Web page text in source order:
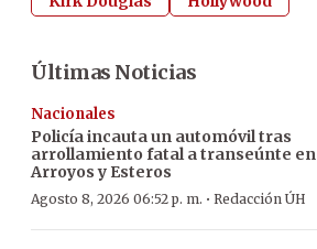
Últimas Noticias
Nacionales
Policía incauta un automóvil tras
arrollamiento fatal a transeúnte en
Arroyos y Esteros
Agosto 8, 2026 06:52 p. m. · Redacción ÚH